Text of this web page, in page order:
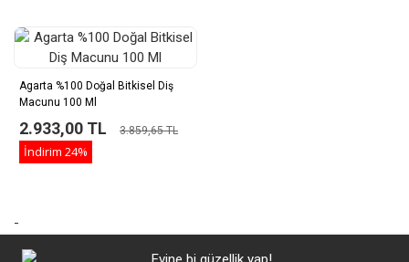
Agarta %100 Doğal Bitkisel Diş
Macunu 100 Ml
2.933,00 TL 3.859,65 TL
İndirim 24%
-